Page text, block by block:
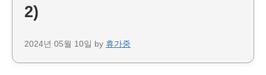
2)
2024년 05월 10일 by 휴가중